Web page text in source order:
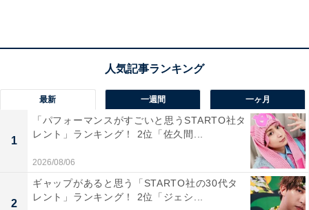
す。縄文杉や苔むす森など、他では見られない壮大な風
景が、多くの支持を集めています。
回答者からは「一度縄文杉を見てみたいと思うから」
（30代女性／京都府）、「人生で一度は数千年生きた巨
木をこの目で見てみたいと思うから」（30代男性／東京
都）、「有名だけど、遠くてなかなか行けない場所にあ
るので」（40代女性／広島県）などのコメントが寄せら
れていました。
最新 一週間 一ヶ月
1
「パフォーマンスがすごいと思うSTARTO社タ
レント」ランキング！ 2位「佐久間...
2026/08/06
2
ギャップがあると思う「STARTO社の30代タ
レント」ランキング！ 2位「ジェシ...